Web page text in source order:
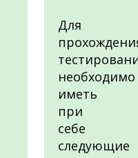
Для
необходимо
иметь
при
себе
следующие